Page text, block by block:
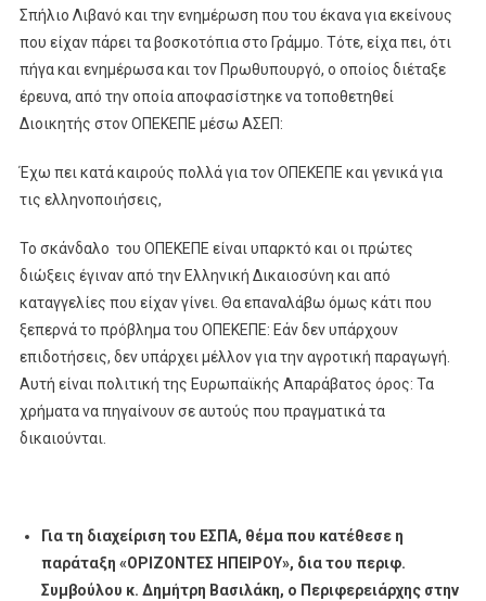
Σπήλιο Λιβανό και την ενημέρωση που του έκανα για εκείνους
που είχαν πάρει τα βοσκοτόπια στο Γράμμο. Τότε, είχα πει, ότι
πήγα και ενημέρωσα και τον Πρωθυπουργό, ο οποίος διέταξε
έρευνα, από την οποία αποφασίστηκε να τοποθετηθεί
Διοικητής στον ΟΠΕΚΕΠΕ μέσω ΑΣΕΠ:
Έχω πει κατά καιρούς πολλά για τον ΟΠΕΚΕΠΕ και γενικά για
τις ελληνοποιήσεις,
Το σκάνδαλο του ΟΠΕΚΕΠΕ είναι υπαρκτό και οι πρώτες
διώξεις έγιναν από την Ελληνική Δικαιοσύνη και από
καταγγελίες που είχαν γίνει. Θα επαναλάβω όμως κάτι που
ξεπερνά το πρόβλημα του ΟΠΕΚΕΠΕ: Εάν δεν υπάρχουν
επιδοτήσεις, δεν υπάρχει μέλλον για την αγροτική παραγωγή.
Αυτή είναι πολιτική της Ευρωπαϊκής Απαράβατος όρος: Τα
χρήματα να πηγαίνουν σε αυτούς που πραγματικά τα
δικαιούνται.
Για τη διαχείριση του ΕΣΠΑ, θέμα που κατέθεσε η
παράταξη «ΟΡΙΖΟΝΤΕΣ ΗΠΕΙΡΟΥ», δια του περιφ.
Συμβούλου κ. Δημήτρη Βασιλάκη, ο Περιφερειάρχης στην